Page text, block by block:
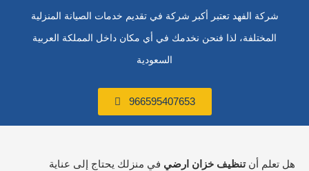
شركة الفهد تعتبر أكبر شركة في تقديم خدمات الصيانة المنزلية
المختلفة، لذا فنحن نخدمك في أي مكان داخل المملكة العربية
السعودية
966595407653
هل تعلم أنتنظيف خزان ارضي في منزلك يحتاج إلى عناية